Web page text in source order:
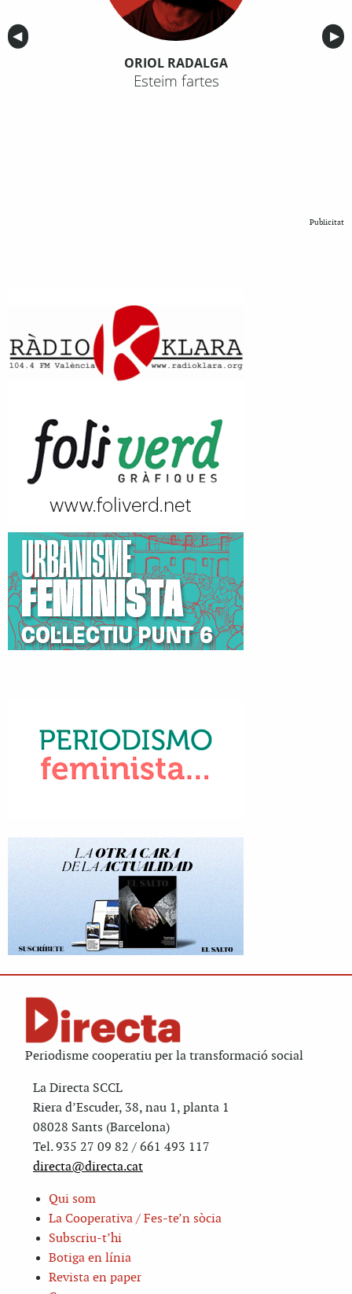
Anterior
◀︎ ▶︎
ORIOL RADALGA
Esteim fartes
Publicitat
Periodisme cooperatiu per la transformació social
La Directa SCCL
Riera d’Escuder, 38, nau 1, planta 1
08028 Sants (Barcelona)
Tel. 935 27 09 82 / 661 493 117
directa@directa.cat
Qui som
La Cooperativa / Fes-te’n sòcia
Subscriu-t’hi
Botiga en línia
Revista en paper